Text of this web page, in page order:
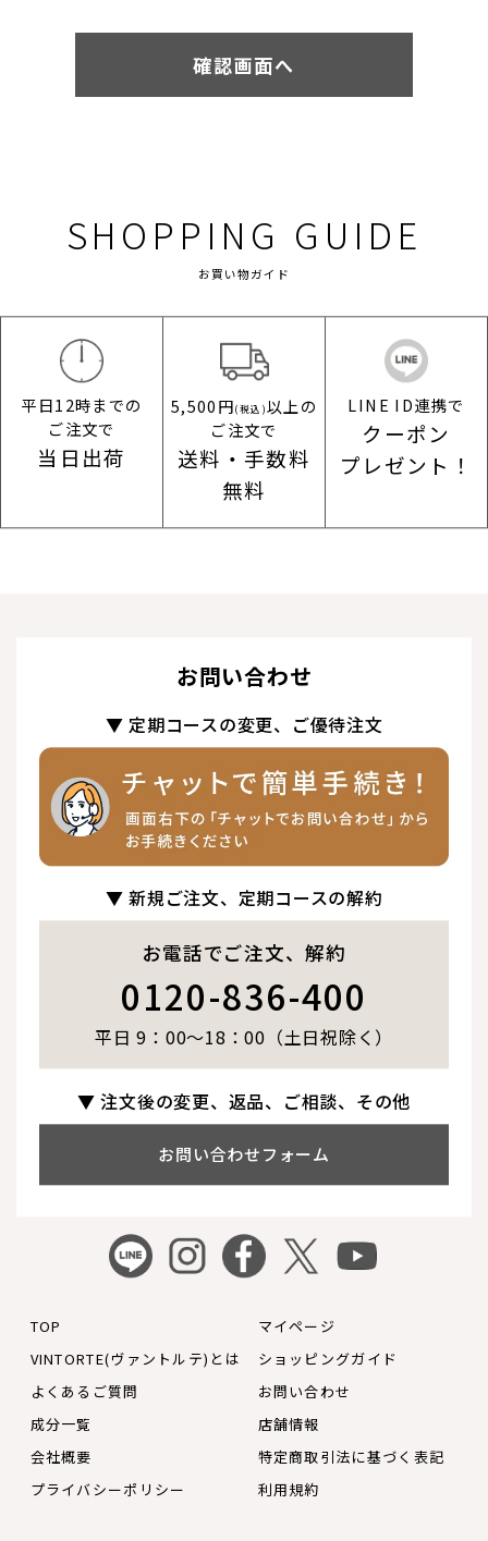
SHOPPING GUIDE
お買い物ガイド
平日12時までの
ご注文で
当日出荷
5,500円(税込)以上の
ご注文で
送料・手数料
無料
LINE ID連携で
クーポン
プレゼント！
お問い合わせ
▼ 定期コースの変更、ご優待注文
▼ 新規ご注文、定期コースの解約
お電話でご注文、解約
0120-836-400
平日 9：00～18：00（土日祝除く）
▼ 注文後の変更、返品、ご相談、その他
お問い合わせフォーム
TOP
マイページ
VINTORTE(ヴァントルテ)とは
ショッピングガイド
よくあるご質問
お問い合わせ
成分一覧
店舗情報
会社概要
特定商取引法に基づく表記
プライバシーポリシー
利用規約